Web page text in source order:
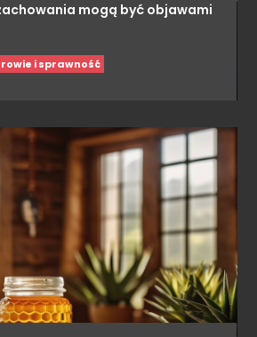
mogą być objawami
i sprawność